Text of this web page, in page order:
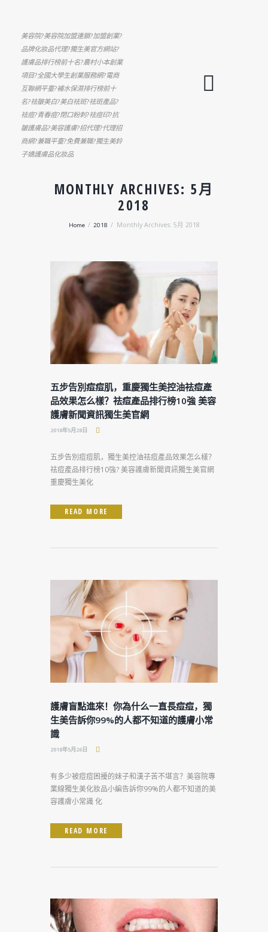
美容院?美容院加盟連鎖?加盟創業?
品牌化妝品代理?獨生美官方網站?
護膚品排行榜前十名?農村小本創業
項目?全國大學生創業服務網?電商
互聯網平臺?補水保濕排行榜前十
名?祛皺美白?美白祛斑?祛斑產品?
祛痘?青春痘?閉口粉刺?祛痘印?抗
皺護膚品?美容護膚?招代理?代理招
商網?兼職平臺?免費兼職?獨生美鈴
子嬌護膚品化妝品
MONTHLY ARCHIVES: 5月
2018
Home 2018 Monthly Archives: 5月 2018
五步告別痘痘肌，重慶獨生美控油祛痘產
品效果怎么樣？祛痘產品排行榜10強 美容
護膚新聞資訊獨生美官網
2018年5月28日
五步告別痘痘肌，獨生美控油祛痘產品效果怎么樣？
祛痘產品排行榜10強? 美容護膚新聞資訊獨生美官網
重慶獨生美化
READ MORE
護膚盲點進來！你為什么一直長痘痘，獨
生美告訴你99%的人都不知道的護膚小常
識
2018年5月26日
有多少被痘痘困擾的妹子和漢子苦不堪言？美容院專
業線獨生美化妝品小編告訴你99%的人都不知道的美
容護膚小常識 化
READ MORE